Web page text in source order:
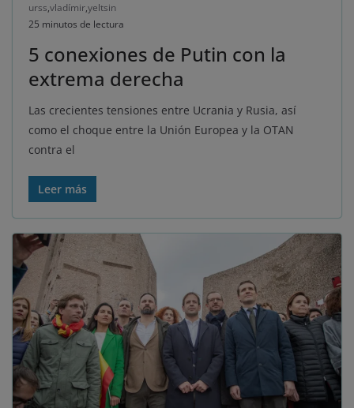
urss,vladímir,yeltsin
25 minutos de lectura
5 conexiones de Putin con la
extrema derecha
Las crecientes tensiones entre Ucrania y Rusia, así
como el choque entre la Unión Europea y la OTAN
contra el
Leer más